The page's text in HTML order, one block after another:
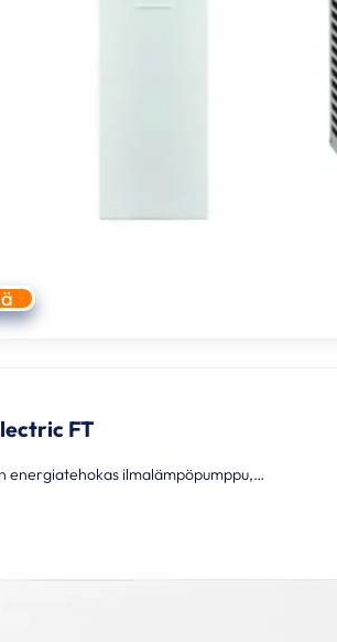
FT
energiatehokas ilmalämpöpumppu,…